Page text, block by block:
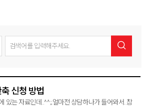
신청 방법
있는 자료인데..^^;;얼마전 상담하나가 들어와서..참